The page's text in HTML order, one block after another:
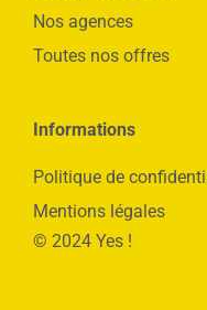
Nos agences
Toutes nos offres
Informations
Politique de
Mentions légales
© 2024 Yes !